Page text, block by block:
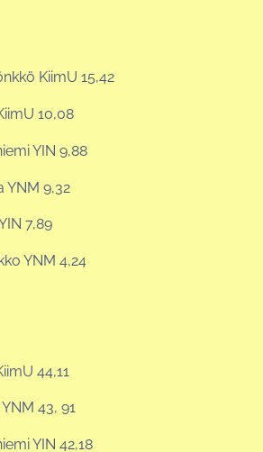
KiimU 15,42
10,08
YIN 9,88
YNM 9,32
7,89
YNM 4,24
44,11
43, 91
YIN 42,18